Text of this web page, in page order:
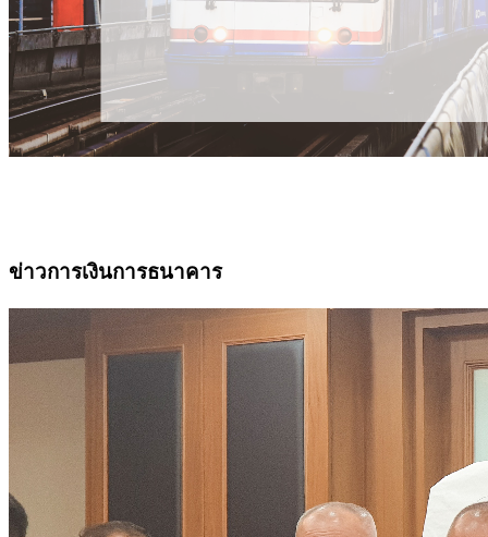
ข่าวการเงินการธนาคาร